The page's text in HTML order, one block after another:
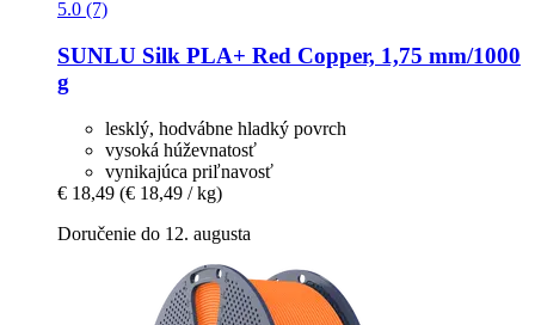
5.0 (7)
SUNLU Silk PLA+ Red Copper, 1,75 mm/1000
g
lesklý, hodvábne hladký povrch
vysoká húževnatosť
vynikajúca priľnavosť
€ 18,49 (€ 18,49 / kg)
Doručenie do 12. augusta